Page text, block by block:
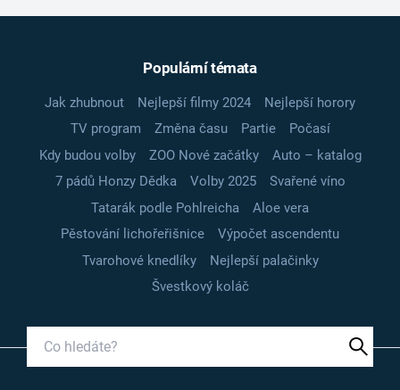
Populární témata
Jak zhubnout Nejlepší filmy 2024
Nejlepší horory
TV program
Změna času Partie
Počasí
Kdy budou volby
ZOO Nové začátky
Auto – katalog
7 pádů Honzy Dědka
Volby 2025
Svařené víno
Tatarák podle Pohlreicha
Aloe vera
Pěstování lichořeřišnice
Výpočet ascendentu
Tvarohové knedlíky
Nejlepší palačinky
Švestkový koláč